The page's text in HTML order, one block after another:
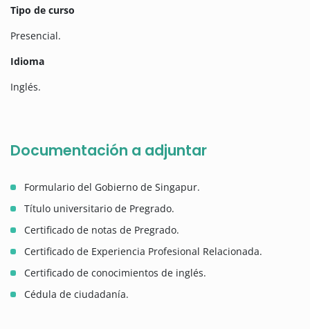
Tipo de curso
Presencial.
Idioma
Inglés.
Documentación a adjuntar
Formulario del Gobierno de Singapur.
Título universitario de Pregrado.
Certificado de notas de Pregrado.
Certificado de Experiencia Profesional Relacionada.
Certificado de conocimientos de inglés.
Cédula de ciudadanía.